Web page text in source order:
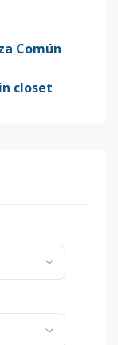
Común
closet